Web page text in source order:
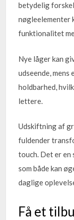
betydelig
nøgleelementer
funktionalitet
Nye låger kan
udseende,
holdbarhed,
lettere.
Udskiftning af
fuldender
touch. Det er en
som både kan
daglige
Få et